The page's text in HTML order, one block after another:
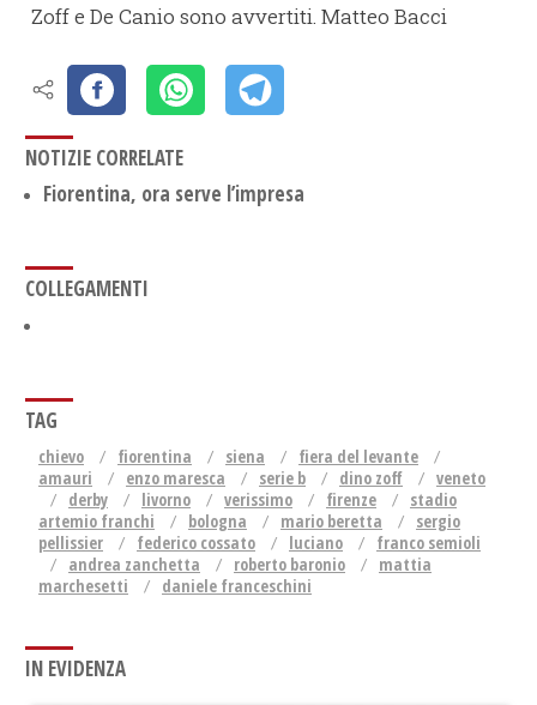
Zoff e De Canio sono avvertiti. Matteo Bacci
NOTIZIE CORRELATE
Fiorentina, ora serve l’impresa
COLLEGAMENTI
TAG
chievo fiorentina siena
fiera del levante
amauri
enzo maresca serie b dino zoff
veneto
derby
livorno verissimo firenze
stadio
artemio franchi
bologna mario beretta
sergio
pellissier
federico cossato luciano
franco semioli
andrea zanchetta
roberto baronio
mattia
marchesetti
daniele franceschini
IN EVIDENZA